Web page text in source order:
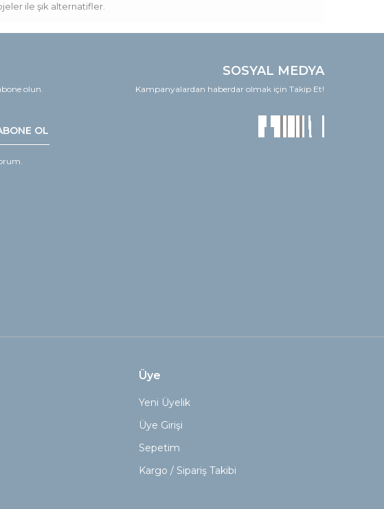
ile şık alternatifler.
olun.
OL
SOSYAL MEDYA
Kampanyalardan haberdar olmak için Takip Et!
Üye
Yeni Üyelik
Üye Girişi
Sepetim
Kargo / Sipariş Takibi